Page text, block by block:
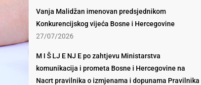
Vanja Malidžan imenovan predsjednikom
Konkurencijskog vijeća Bosne i Hercegovine
27/07/2026
M I Š LJ E NJ E po zahtjevu Ministarstva
komunikacija i prometa Bosne i Hercegovine na
Nacrt pravilnika o izmjenama i dopunama Pravilnika